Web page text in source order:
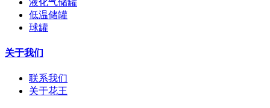
低温储罐
球罐
关于我们
联系我们
关于花王